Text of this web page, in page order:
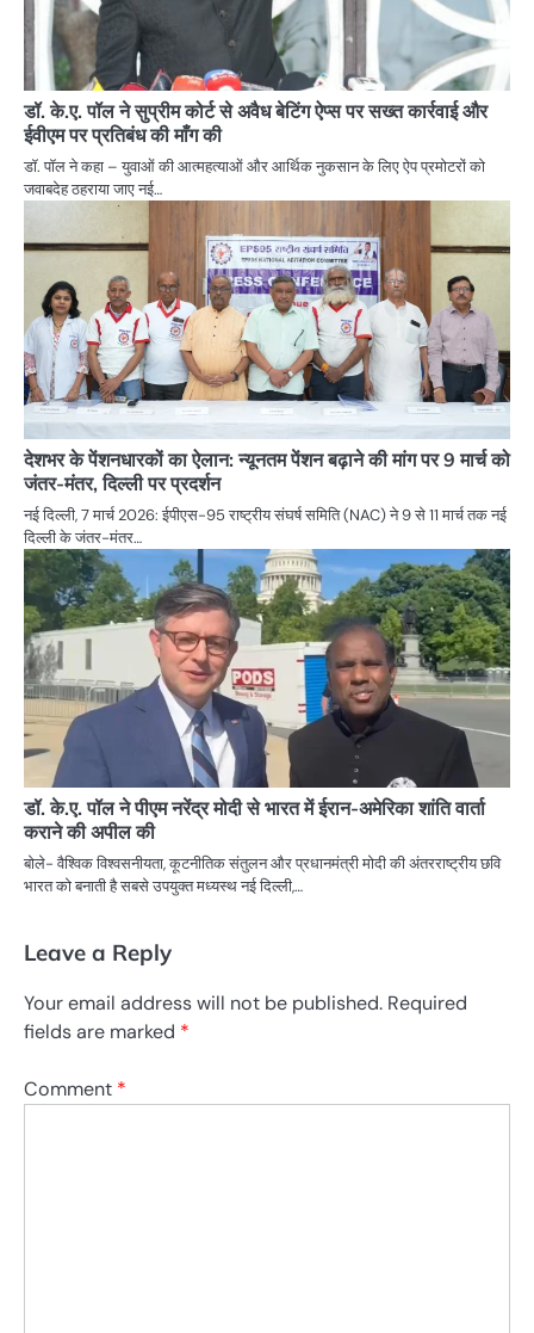
डॉ. के.ए. पॉल ने सुप्रीम कोर्ट से अवैध बेटिंग ऐप्स पर सख्त कार्रवाई और
ईवीएम पर प्रतिबंध की माँग की
डॉ. पॉल ने कहा – युवाओं की आत्महत्याओं और आर्थिक नुकसान के लिए ऐप प्रमोटरों को
जवाबदेह ठहराया जाए नई…
देशभर के पेंशनधारकों का ऐलान: न्यूनतम पेंशन बढ़ाने की मांग पर 9 मार्च को
जंतर-मंतर, दिल्ली पर प्रदर्शन
नई दिल्ली, 7 मार्च 2026: ईपीएस-95 राष्ट्रीय संघर्ष समिति (NAC) ने 9 से 11 मार्च तक नई
दिल्ली के जंतर-मंतर…
डॉ. के.ए. पॉल ने पीएम नरेंद्र मोदी से भारत में ईरान-अमेरिका शांति वार्ता
कराने की अपील की
बोले- वैश्विक विश्वसनीयता, कूटनीतिक संतुलन और प्रधानमंत्री मोदी की अंतरराष्ट्रीय छवि
भारत को बनाती है सबसे उपयुक्त मध्यस्थ नई दिल्ली,…
Leave a Reply
Your email address will not be published. Required
fields are marked *
Comment *